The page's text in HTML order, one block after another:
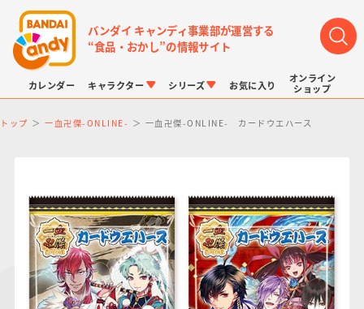
バンダイ キャンディ事業部が運営する
“食品・おかし”の情報サイト
カレンダー キャラクター
LINK TRAVELERS プリキュアシリーズ ドラゴンボール
シリーズ
チョコボックス チョコサプ ポケモンキッズ
お気に入り
オンライン
ショップ
トップ 一血卍傑-ONLINE- 一血卍傑-ONLINE- カードウエハース